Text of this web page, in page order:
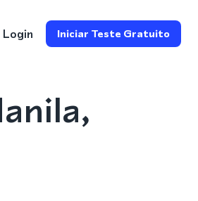
Login Iniciar Teste Gratuito